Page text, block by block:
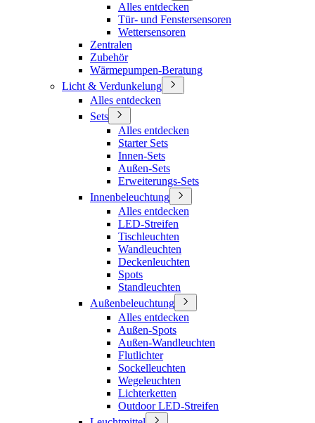
Alles entdecken
Tür- und Fenstersensoren
Wettersensoren
Zentralen
Zubehör
Wärmepumpen-Beratung
Licht & Verdunkelung
Alles entdecken
Sets
Alles entdecken
Starter Sets
Innen-Sets
Außen-Sets
Erweiterungs-Sets
Innenbeleuchtung
Alles entdecken
LED-Streifen
Tischleuchten
Wandleuchten
Deckenleuchten
Spots
Standleuchten
Außenbeleuchtung
Alles entdecken
Außen-Spots
Außen-Wandleuchten
Flutlichter
Sockelleuchten
Wegeleuchten
Lichterketten
Outdoor LED-Streifen